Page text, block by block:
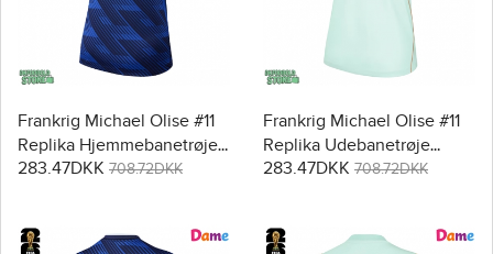
Frankrig Michael Olise #11
Replika Hjemmebanetrøje
Dame VM 2026 Kortærmet
283.47DKK 708.72DKK
Frankrig Michael Olise #11
Replika Udebanetrøje
Dame VM 2026 Kortærmet
283.47DKK 708.72DKK